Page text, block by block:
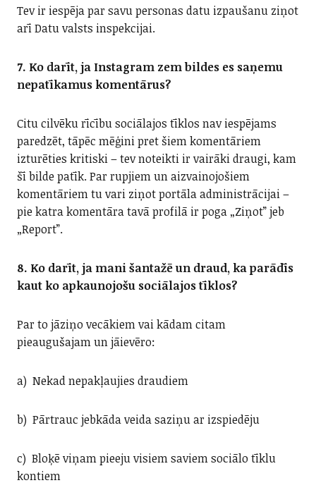
Tev ir iespēja par savu personas datu izpaušanu ziņot
arī Datu valsts inspekcijai.
7. Ko darīt, ja Instagram zem bildes es saņemu
nepatīkamus komentārus?
Citu cilvēku rīcību sociālajos tīklos nav iespējams
paredzēt, tāpēc mēģini pret šiem komentāriem
izturēties kritiski – tev noteikti ir vairāki draugi, kam
šī bilde patīk. Par rupjiem un aizvainojošiem
komentāriem tu vari ziņot portāla administrācijai –
pie katra komentāra tavā profilā ir poga „Ziņot” jeb
„Report”.
8. Ko darīt, ja mani šantažē un draud, ka parādīs
kaut ko apkaunojošu sociālajos tīklos?
Par to jāziņo vecākiem vai kādam citam
pieaugušajam un jāievēro:
a) Nekad nepakļaujies draudiem
b) Pārtrauc jebkāda veida saziņu ar izspiedēju
c) Bloķē viņam pieeju visiem saviem sociālo tīklu
kontiem